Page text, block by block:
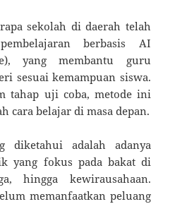
sekolah di daerah telah
berbasis AI
yang membantu guru
sesuai kemampuan siswa.
tahap uji coba, metode ini
cara belajar di masa depan.
diketahui adalah adanya
yang fokus pada bakat di
hingga kewirausahaan.
memanfaatkan peluang